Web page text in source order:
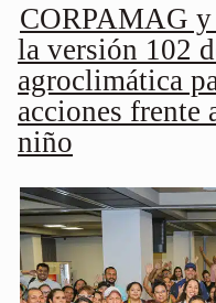
CORPAMAG
la versión 102
agroclimática
acciones frente
niño